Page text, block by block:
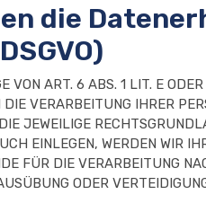
die
VON ART. 6 ABS. 1 LIT. E
VERARBEITUNG IHRER
JEWEILIGE
EINLEGEN, WERDEN WIR
FÜR DIE VERARBEITUNG
ODER